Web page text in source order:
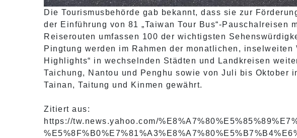
Die Tourismusbehörde gab bekannt, dass sie zur
der Einführung von 81 „Taiwan Tour Bus“-Pauschalreisen
Reiserouten umfassen 100 der wichtigsten
Pingtung werden im Rahmen der monatlichen, inselweiten
Highlights“ in wechselnden Städten und Landkreisen
Taichung, Nantou und Penghu sowie von Juli bis Oktober
Tainan, Taitung und Kinmen gewährt.
Zitiert aus:
https://tw.news.yahoo.com/